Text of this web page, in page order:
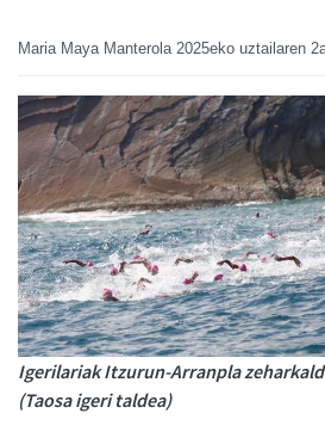
Maria Maya Manterola 2025eko uztailaren
Igerilariak Itzurun-Arranpla
(Taosa igeri taldea)